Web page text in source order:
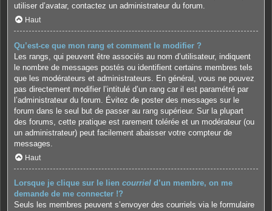
utiliser d’avatar, contactez un administrateur du forum.
Haut
Qu’est-ce que mon rang et comment le modifier ?
Les rangs, qui peuvent être associés au nom d’utilisateur, indiquent
le nombre de messages postés ou identifient certains membres tels
que les modérateurs et administrateurs. En général, vous ne pouvez
pas directement modifier l’intitulé d’un rang car il est paramétré par
l’administrateur du forum. Évitez de poster des messages sur le
forum dans le seul but de passer au rang supérieur. Sur la plupart
des forums, cette pratique est rarement tolérée et un modérateur (ou
un administrateur) peut facilement abaisser votre compteur de
messages.
Haut
Lorsque je clique sur le lien courriel d’un membre, on me
demande de me connecter !?
Seuls les membres peuvent s’envoyer des courriels via le formulaire